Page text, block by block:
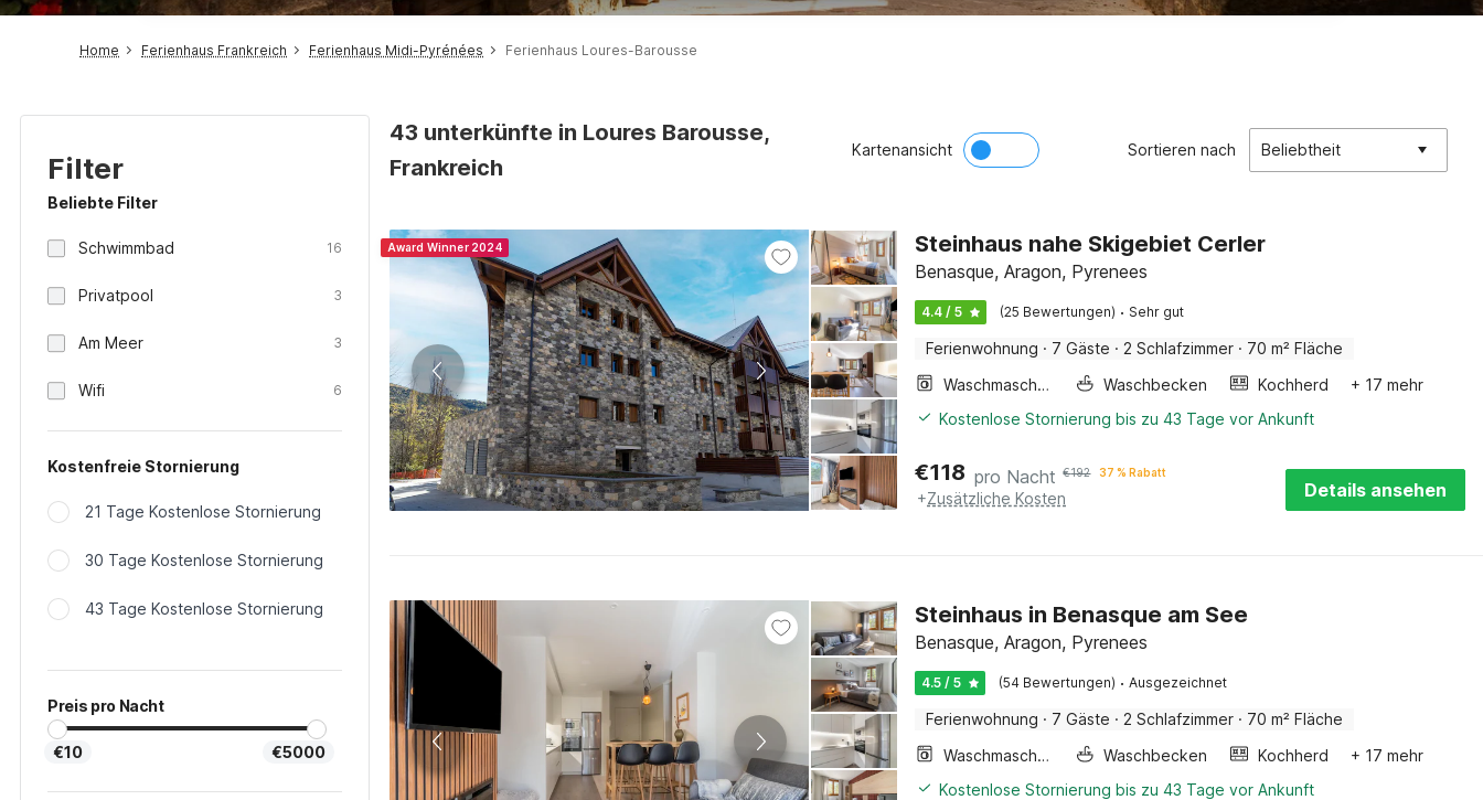
Home Ferienhaus Frankreich Ferienhaus Midi-Pyrénées Ferienhaus Loures-Barousse
Filter
Beliebte Filter
Schwimmbad 16
Privatpool 3
Am Meer 3
Wifi 6
Kostenfreie Stornierung
21 Tage Kostenlose Stornierung
30 Tage Kostenlose Stornierung
43 Tage Kostenlose Stornierung
Preis pro Nacht
€10 €5000
43 unterkünfte in Loures Barousse,
Frankreich
Kartenansicht Sortieren nach Beliebtheit
Award Winner 2024 Steinhaus nahe Skigebiet Cerler
Benasque, Aragon, Pyrenees
4.4 / 5 (25 Bewertungen) · Sehr gut
Ferienwohnung · 7 Gäste · 2 Schlafzimmer · 70 m² Fläche
Waschmaschine
Waschbecken Kochherd
+ 17 mehr
Kostenlose Stornierung bis zu 43 Tage vor Ankunft
€118 pro Nacht €192 37 % Rabatt
+Zusätzliche Kosten Details ansehen
Steinhaus in Benasque am See
Benasque, Aragon, Pyrenees
4.5 / 5 (54 Bewertungen) · Ausgezeichnet
Ferienwohnung · 7 Gäste · 2 Schlafzimmer · 70 m² Fläche
Waschmaschine
Waschbecken Kochherd
+ 17 mehr
Kostenlose Stornierung bis zu 43 Tage vor Ankunft